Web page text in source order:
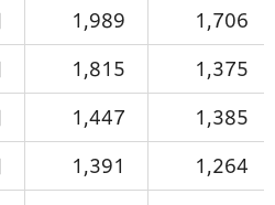
1,989 1,706
1,815 1,375
1,447 1,385
1,391 1,264